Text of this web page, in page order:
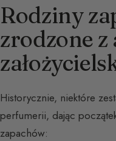
Rodziny
zrodzone
Historycznie, niektóre
perfumerii, dając
zapachów: